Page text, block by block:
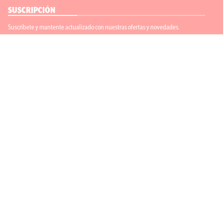
SUSCRIPCIÓN
Suscríbete y mantente actualizado con nuestras ofertas y novedades.